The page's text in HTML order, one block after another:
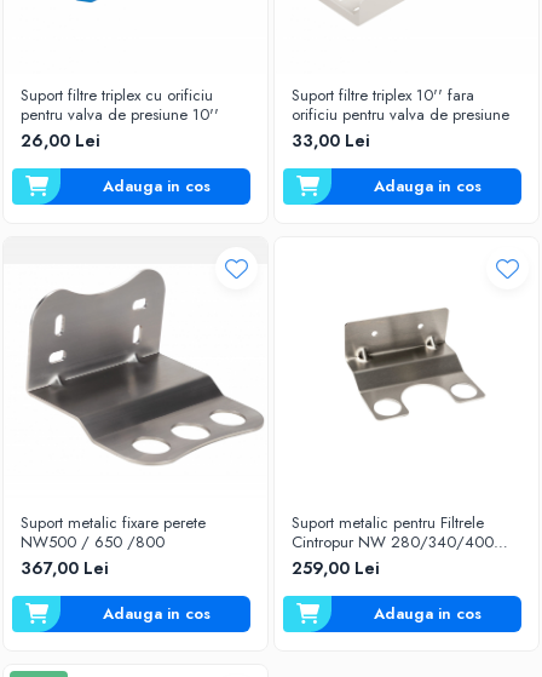
Suport filtre triplex cu orificiu
pentru valva de presiune 10''
26,00 Lei
Adauga in cos
Suport filtre triplex 10'' fara
orificiu pentru valva de presiune
33,00 Lei
Adauga in cos
Suport metalic fixare perete
NW500 / 650 /800
367,00 Lei
Adauga in cos
Suport metalic pentru Filtrele
Cintropur NW 280/340/400
FWZCFIX283440
259,00 Lei
Adauga in cos